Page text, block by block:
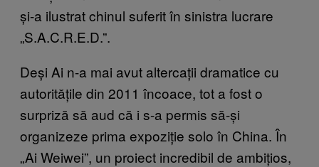
și-a ilustrat chinul suferit în sinistra lucrare
„S.A.C.R.E.D.”.
Deși Ai n-a mai avut altercații dramatice cu
autoritățile din 2011 încoace, tot a fost o
surpriză să aud că i s-a permis să-și
organizeze prima expoziție solo în China. În
„Ai Weiwei”, un proiect incredibil de ambițios,